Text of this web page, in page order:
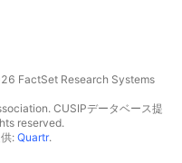
FactSet Research Systems
CUSIPデータベース提
reserved.
:Quartr.